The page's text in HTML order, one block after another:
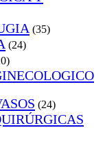
(35)
(24)
(24)